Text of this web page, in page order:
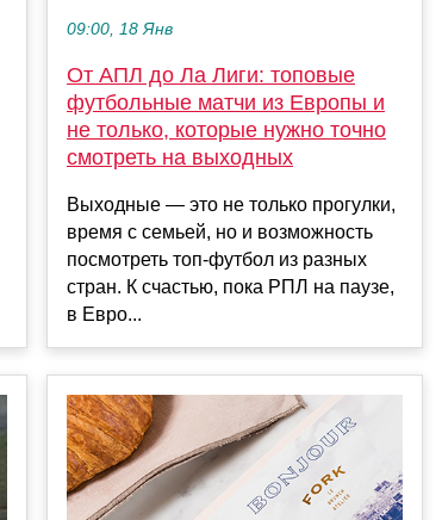
09:00, 18 Янв
От АПЛ до Ла Лиги: топовые
футбольные матчи из Европы и
не только, которые нужно точно
смотреть на выходных
Выходные — это не только прогулки,
время с семьей, но и возможность
посмотреть топ-футбол из разных
стран. К счастью, пока РПЛ на паузе,
в Евро...